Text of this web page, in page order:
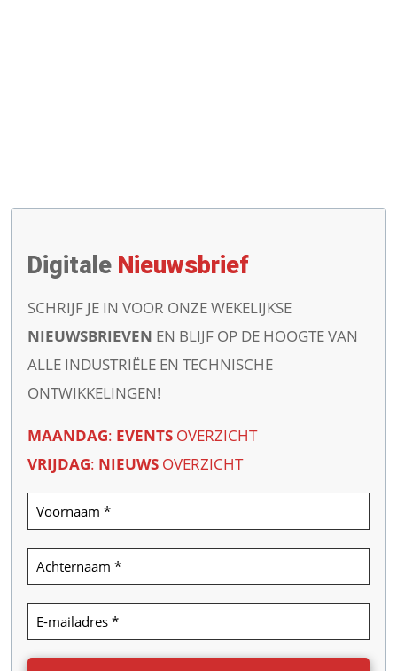
Digitale Nieuwsbrief
SCHRIJF JE IN VOOR ONZE WEKELIJKSE
NIEUWSBRIEVEN EN BLIJF OP DE HOOGTE VAN
ALLE INDUSTRIËLE EN TECHNISCHE
ONTWIKKELINGEN!
MAANDAG: EVENTS OVERZICHT
VRIJDAG: NIEUWS OVERZICHT